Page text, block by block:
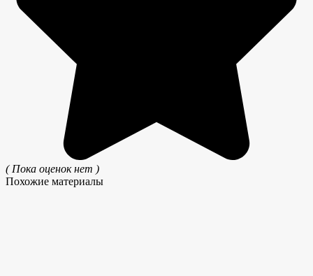
( Пока оценок нет )
Похожие материалы